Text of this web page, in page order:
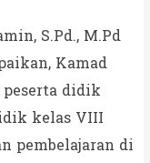
S.Pd., M.Pd
Kamad
didik
kelas VIII
pembelajaran di